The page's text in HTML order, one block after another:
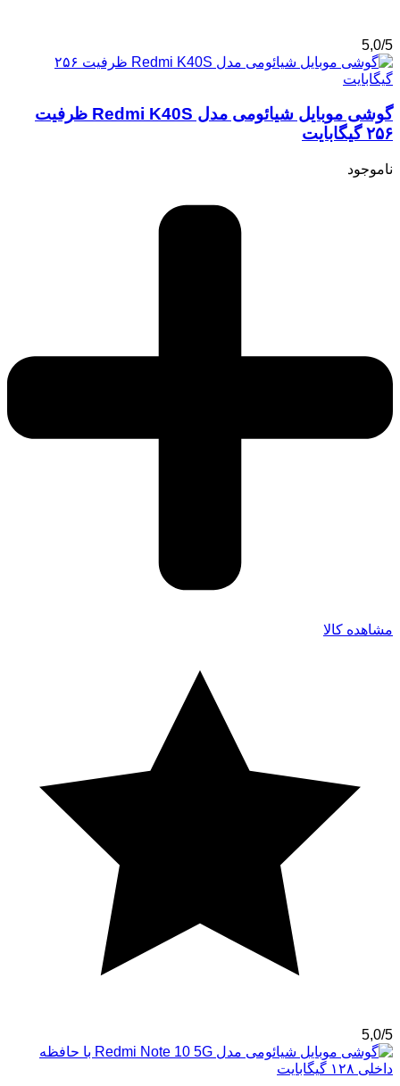
5,0/5
گوشی موبایل شیائومی مدل Redmi K40S ظرفیت
۲۵۶ گیگابایت
ناموجود
مشاهده کالا
5,0/5